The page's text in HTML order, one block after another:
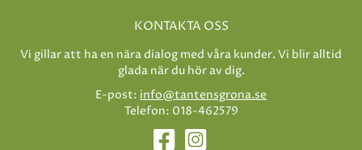
KONTAKTA OSS
Vi gillar att ha en nära dialog med våra kunder. Vi blir alltid
glada när du hör av dig.
E-post: info@tantensgrona.se
Telefon: 018-462579